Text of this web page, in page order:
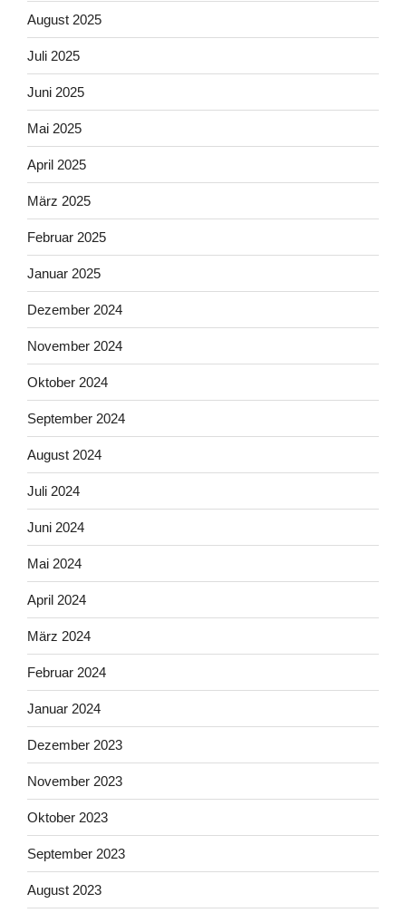
August 2025
Juli 2025
Juni 2025
Mai 2025
April 2025
März 2025
Februar 2025
Januar 2025
Dezember 2024
November 2024
Oktober 2024
September 2024
August 2024
Juli 2024
Juni 2024
Mai 2024
April 2024
März 2024
Februar 2024
Januar 2024
Dezember 2023
November 2023
Oktober 2023
September 2023
August 2023